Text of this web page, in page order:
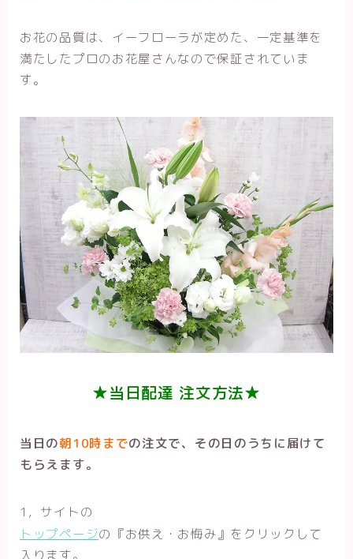
お花の品質は、イーフローラが定めた、一定基準を
満たしたプロのお花屋さんなので保証されていま
す。
★当日配達 注文方法★
当日の朝10時までの注文で、その日のうちに届けて
もらえます。
1，サイトの
トップページの『お供え・お悔み』をクリックして
入ります。